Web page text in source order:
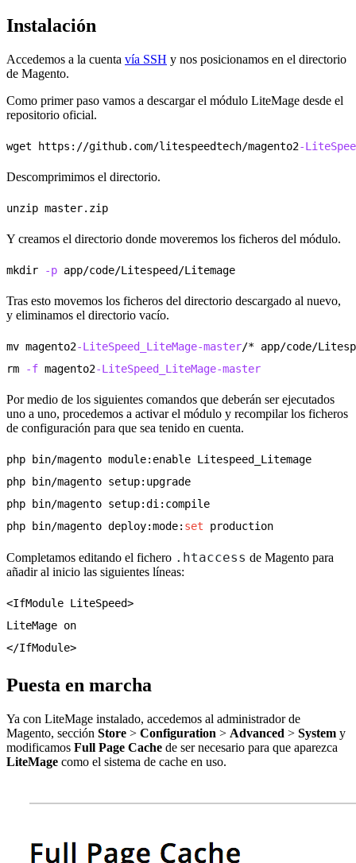
Instalación
Accedemos a la cuenta vía SSH y nos posicionamos en el directorio
de Magento.
Como primer paso vamos a descargar el módulo LiteMage desde el
repositorio oficial.
wget https://github.com/litespeedtech/magento2-
Descomprimimos el directorio.
Y creamos el directorio donde moveremos los ficheros del módulo.
mkdir -p
Tras esto movemos los ficheros del directorio descargado al nuevo,
y eliminamos el directorio vacío.
mv magento2-LiteSpeed_LiteMage-master/* app/code/
rm
-f magento2-LiteSpeed_LiteMage-master
Por medio de los siguientes comandos que deberán ser ejecutados
uno a uno, procedemos a activar el módulo y recompilar los ficheros
de configuración para que sea tenido en cuenta.
php bin/magento module:enable Litespeed_Litemage
php bin/magento setup:upgrade
php bin/magento setup:di:compile
php bin/magento deploy:mode: set
Completamos editando el fichero .htaccess de Magento para
añadir al inicio las siguientes líneas:
<IfModule LiteSpeed>
</IfModule>
Puesta en marcha
Ya con LiteMage instalado, accedemos al administrador de
Magento, sección Store > Configuration > Advanced > System y
modificamos Full Page Cache de ser necesario para que aparezca
LiteMage como el sistema de cache en uso.